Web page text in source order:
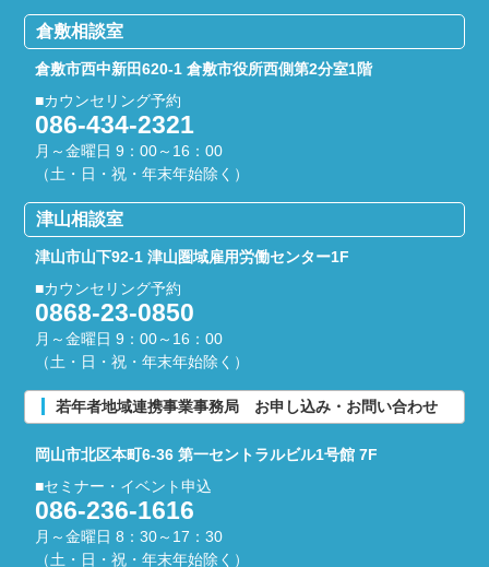
倉敷相談室
倉敷市西中新田620-1倉敷市役所西側第2分室1階
■カウンセリング予約
086-434-2321
月～金曜日 9：00～16：00
（土・日・祝・年末年始除く）
津山相談室
津山市山下92-1津山圏域雇用労働センター1F
■カウンセリング予約
0868-23-0850
月～金曜日 9：00～16：00
（土・日・祝・年末年始除く）
若年者地域連携事業事務局 お申し込み・お問い合わせ
岡山市北区本町6-36第一セントラルビル1号館 7F
■セミナー・イベント申込
086-236-1616
月～金曜日 8：30～17：30
（土・日・祝・年末年始除く）